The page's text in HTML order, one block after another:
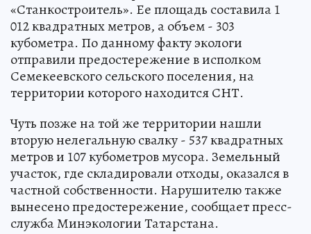
«Станкостроитель». Ее площадь составила 1
012 квадратных метров, а объем - 303
кубометра. По данному факту экологи
отправили предостережение в исполком
Семекеевского сельского поселения, на
территории которого находится СНТ.
Чуть позже на той же территории нашли
вторую нелегальную свалку - 537 квадратных
метров и 107 кубометров мусора. Земельный
участок, где складировали отходы, оказался в
частной собственности. Нарушителю также
вынесено предостережение, сообщает пресс-
служба Минэкологии Татарстана.